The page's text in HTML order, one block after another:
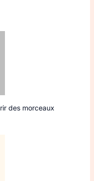
des morceaux